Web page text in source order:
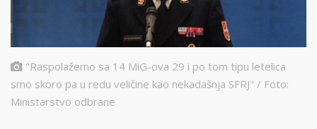
"Raspolažemo sa 14 MiG-ova 29 i po tom tipu letelica
smo skoro pa u redu veličine kao nekadašnja SFRJ" / Foto:
Ministarstvo odbrane